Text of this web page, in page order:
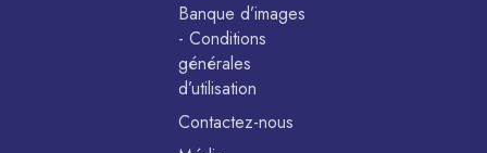
Banque d’images
- Conditions
générales
d’utilisation
Contactez-nous